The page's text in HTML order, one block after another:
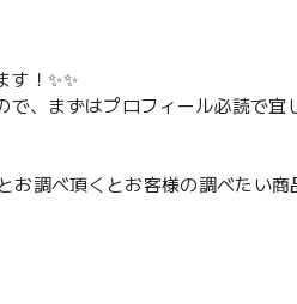
す！✨✨
、まずはプロフィール必読で宜
調べ頂くとお客様の調べたい商